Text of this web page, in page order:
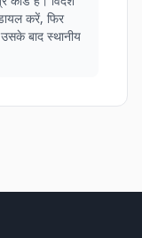
करें, फिर
बाद स्थानीय